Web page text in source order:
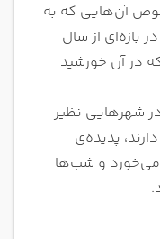
آن‌هایی که به
بازه‌ای از سال
در آن خورشید
در شهرهایی نظیر
پدیده‌ی
و شب‌ها